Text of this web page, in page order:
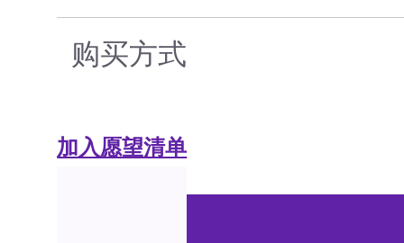
购买方式
加入愿望清单